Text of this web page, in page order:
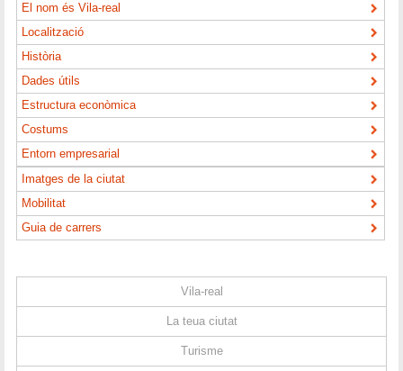
El nom és Vila-real
Localització
Història
Dades útils
Estructura econòmica
Costums
Entorn empresarial
Imatges de la ciutat
Mobilitat
Guia de carrers
Vila-real
La teua ciutat
Turisme